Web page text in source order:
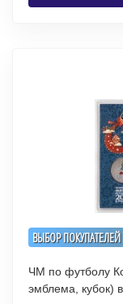
ВЫБОР ПОКУПАТЕЛЕЙ
ЧМ по футболу
эмблема, кубок)